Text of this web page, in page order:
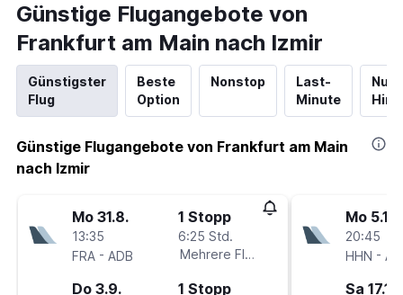
Günstige Flugangebote von
Frankfurt am Main nach Izmir
Günstigster
Flug
Beste
Option
Nonstop
Last-
Minute
Nur
Günstige Flugangebote von Frankfurt am Main
nach Izmir
Mo 31.8.
13:35
FRA - ADB
1 Stopp
6:25 Std.
Mehrere Fluglinien
Do 3.9. 1 Stopp
Mo 5.10.
20:45
HHN -
Sa 17.10.